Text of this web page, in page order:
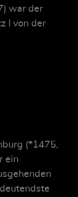
war der
I von der
(*1475,
ein